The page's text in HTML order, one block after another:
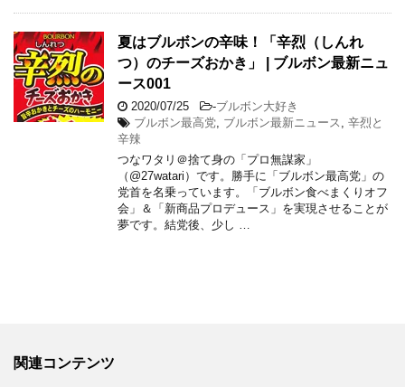
夏はブルボンの辛味！「辛烈（しんれ
つ）のチーズおかき」 | ブルボン最新ニュ
ース001
2020/07/25 -ブルボン大好き
ブルボン最高党 ブルボン最新ニュース
辛烈と
辛辣
つなワタリ＠捨て身の「プロ無謀家」
（@27watari）です。勝手に「ブルボン最高党」の
党首を名乗っています。「ブルボン食べまくりオフ
会」＆「新商品プロデュース」を実現させることが
夢です。結党後、少し …
関連コンテンツ